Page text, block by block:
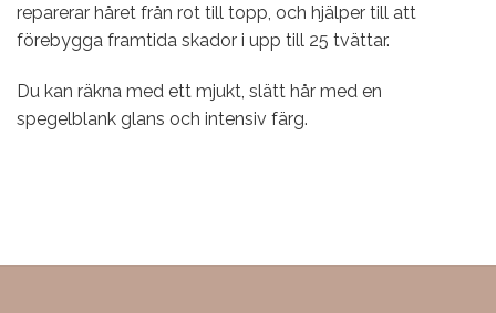
reparerar håret från rot till topp, och hjälper till att
förebygga framtida skador i upp till 25 tvättar.
Du kan räkna med ett mjukt, slätt hår med en
spegelblank glans och intensiv färg.